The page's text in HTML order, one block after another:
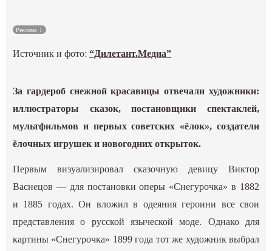
Наука
ГИД
Реклама
Источник и фото:“Дилетант.Медиа”
За гардероб снежной красавицы отвечали художники:
иллюстраторы сказок, постановщики спектаклей,
мультфильмов и первых советских «ёлок», создатели
ёлочных игрушек и новогодних открыток.
Первым визуализировал сказочную девицу Виктор
Васнецов — для постановки оперы «Снегурочка» в 1882
и 1885 годах. Он вложил в одеяния героини все свои
представления о русской языческой моде. Однако для
картины «Снегурочка» 1899 года тот же художник выбрал